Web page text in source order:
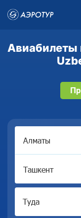
Авиабилеты
Туда